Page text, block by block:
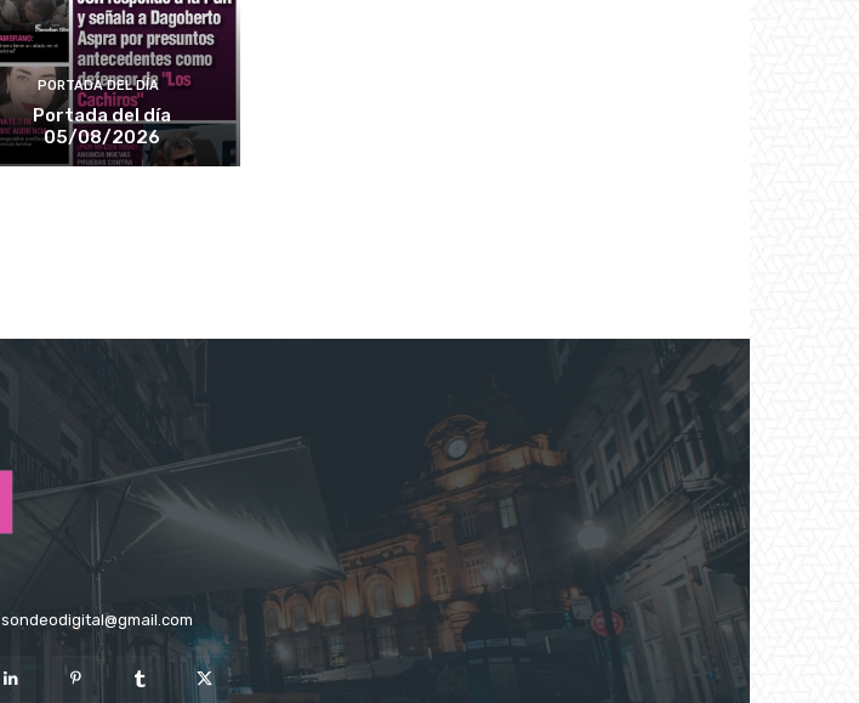
PORTADA DEL DÍA
Portada del día
05/08/2026
sondeodigital@gmail.com